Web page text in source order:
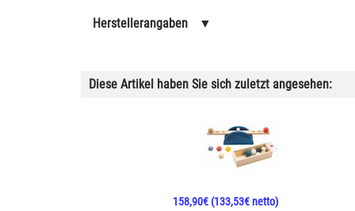
Herstellerangaben ▼
Diese Artikel haben Sie sich zuletzt angesehen:
158,90€(133,53€ netto)